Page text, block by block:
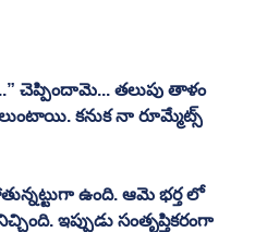
చెప్పిందామె... తలుపు తాళం
కనుక నా రూమ్మేట్స్‌
ఇప్పుడు సంతృప్తికరంగా